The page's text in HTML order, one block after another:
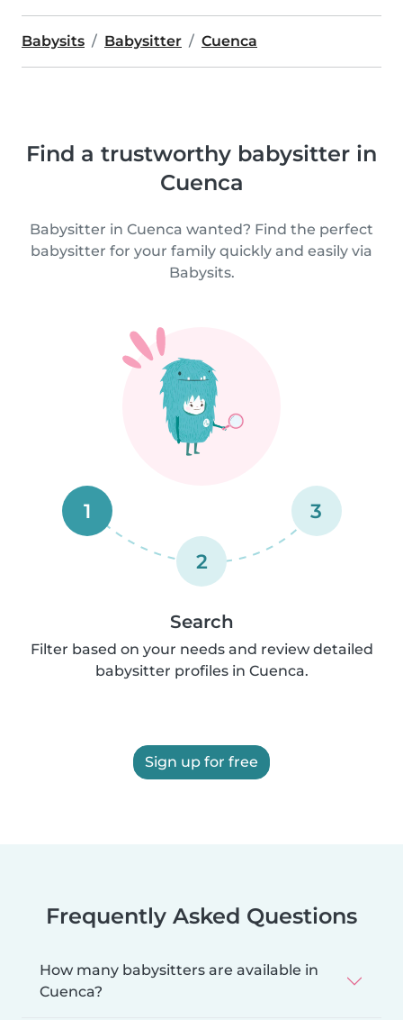
Babysits Babysitter Cuenca
Find a trustworthy babysitter in
Cuenca
Babysitter in Cuenca wanted? Find the perfect
babysitter for your family quickly and easily via
Babysits.
1
2
3
Search
Filter based on your needs and review detailed
babysitter profiles in Cuenca.
Sign up for free
Frequently Asked Questions
How many babysitters are available in
Cuenca?